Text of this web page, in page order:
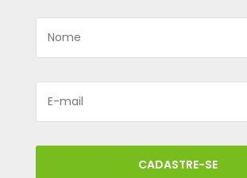
CADASTRE-SE